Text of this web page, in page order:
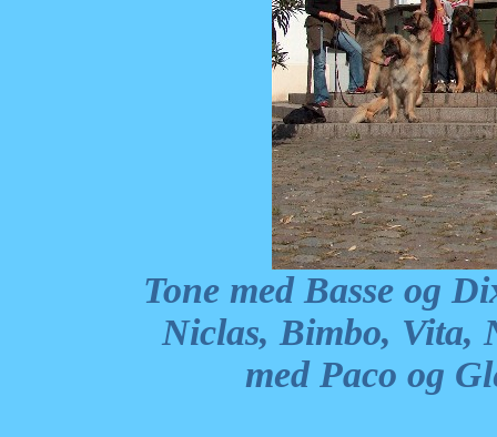
Tone med Basse og
Niclas, Bimbo, Vita,
med Paco og